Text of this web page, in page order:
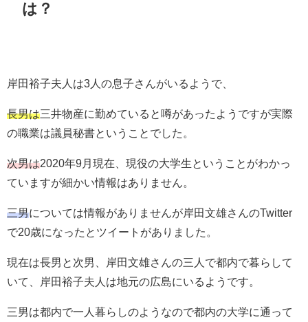
は？
岸田裕子夫人は3人の息子さんがいるようで、
長男は三井物産に勤めていると噂があったようですが実際
の職業は議員秘書ということでした。
次男は2020年9月現在、現役の大学生ということがわかっ
ていますが細かい情報はありません。
三男については情報がありませんが岸田文雄さんのTwitter
で20歳になったとツイートがありました。
現在は長男と次男、岸田文雄さんの三人で都内で暮らして
いて、岸田裕子夫人は地元の広島にいるようです。
三男は都内で一人暮らしのようなので都内の大学に通って